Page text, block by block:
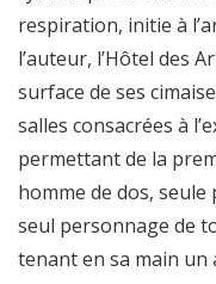
respiration, initie à
l’auteur, l’Hôtel des
surface de ses
salles consacrées à
permettant de la
homme de dos, seule
seul personnage de
tenant en sa main